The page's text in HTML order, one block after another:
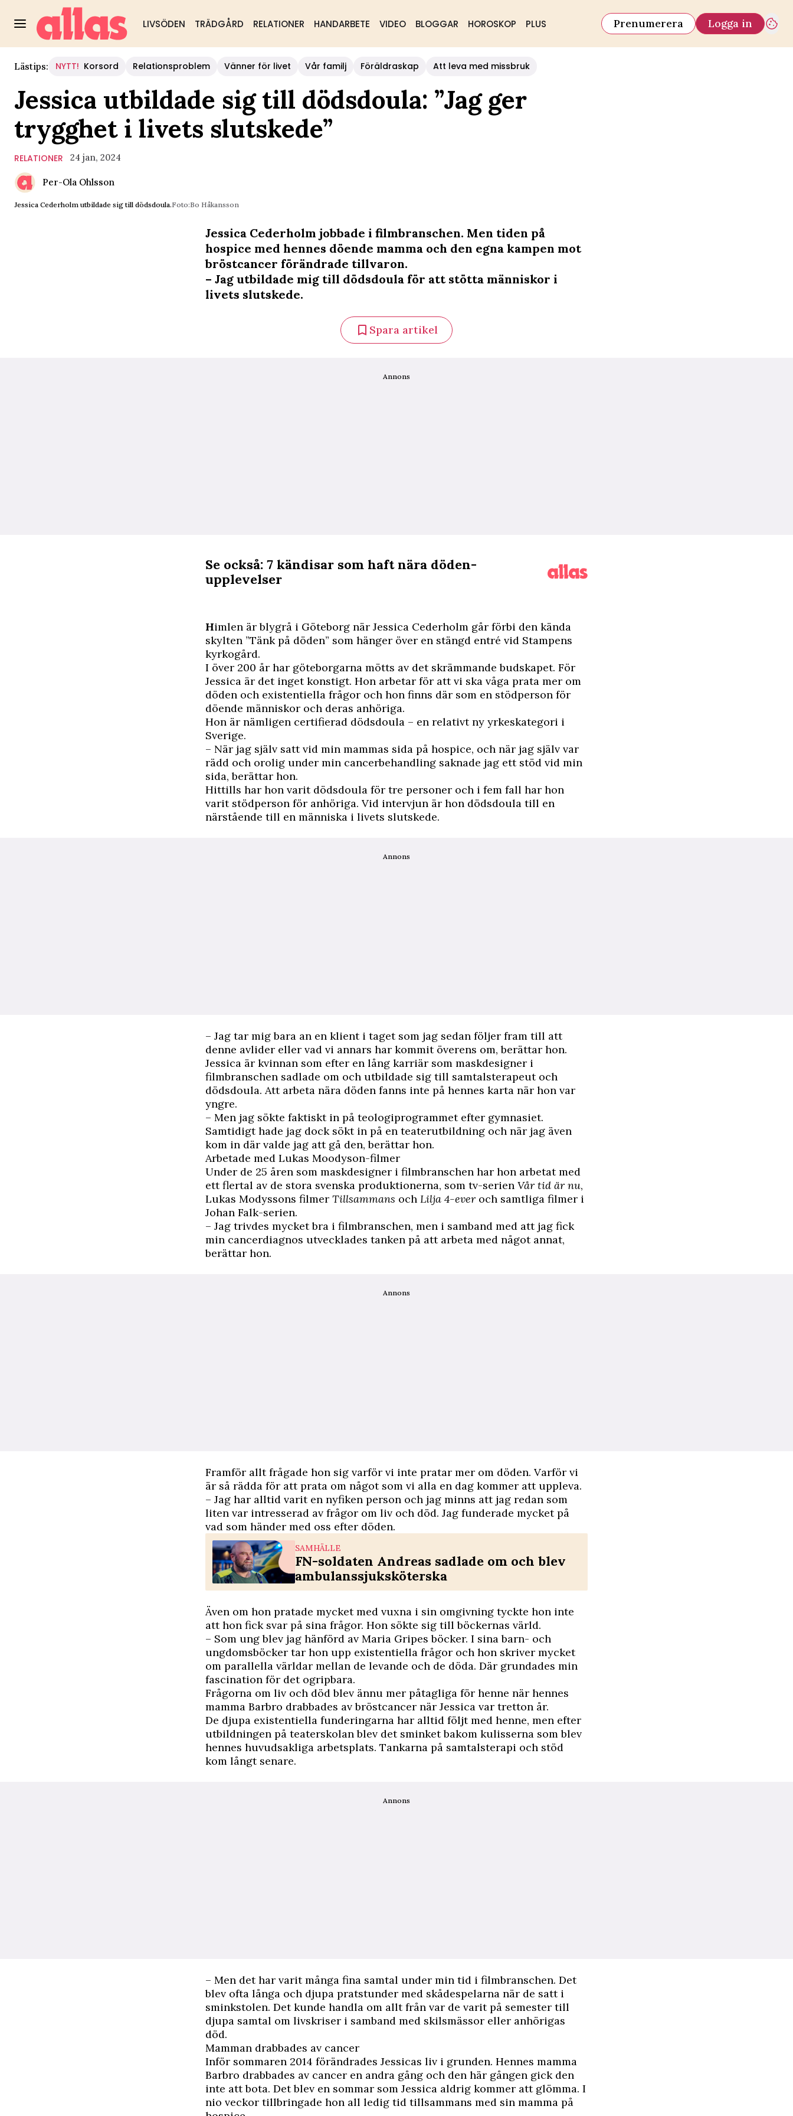
LIVSÖDEN TRÄDGÅRD RELATIONER HANDARBETE VIDEO BLOGGAR HOROSKOP PLUS Prenumerera Logga in
Lästips: NYTT! Korsord Relationsproblem Vänner för livet Vår familj Föräldraskap Att leva med missbruk
Jessica utbildade sig till dödsdoula: ”Jag ger
trygghet i livets slutskede”
RELATIONER 24 jan, 2024
Per-Ola Ohlsson
Jessica Cederholm utbildade sig till dödsdoula.Foto:Bo Håkansson
Jessica Cederholm jobbade i filmbranschen. Men tiden på
hospice med hennes döende mamma och den egna kampen mot
bröstcancer förändrade tillvaron.
– Jag utbildade mig till dödsdoula för att stötta människor i
livets slutskede.
Spara artikel
Annons
Se också: 7 kändisar som haft nära döden-
upplevelser
Himlen är blygrå i Göteborg när Jessica Cederholm går förbi den kända
skylten ”Tänk på döden” som hänger över en stängd entré vid Stampens
kyrkogård.
I över 200 år har göteborgarna mötts av det skrämmande budskapet. För
Jessica är det inget konstigt. Hon arbetar för att vi ska våga prata mer om
döden och existentiella frågor och hon finns där som en stödperson för
döende människor och deras anhöriga.
Hon är nämligen certifierad dödsdoula – en relativt ny yrkeskategori i
Sverige.
– När jag själv satt vid min mammas sida på hospice, och när jag själv var
rädd och orolig under min cancerbehandling saknade jag ett stöd vid min
sida, berättar hon.
Hittills har hon varit dödsdoula för tre personer och i fem fall har hon
varit stödperson för anhöriga. Vid intervjun är hon dödsdoula till en
närstående till en människa i livets slutskede.
Annons
– Jag tar mig bara an en klient i taget som jag sedan följer fram till att
denne avlider eller vad vi annars har kommit överens om, berättar hon.
Jessica är kvinnan som efter en lång karriär som maskdesigner i
filmbranschen sadlade om och utbildade sig till samtalsterapeut och
dödsdoula. Att arbeta nära döden fanns inte på hennes karta när hon var
yngre.
– Men jag sökte faktiskt in på teologiprogrammet efter gymnasiet.
Samtidigt hade jag dock sökt in på en teaterutbildning och när jag även
kom in där valde jag att gå den, berättar hon.
Arbetade med Lukas Moodyson-filmer
Under de 25 åren som maskdesigner i filmbranschen har hon arbetat med
ett flertal av de stora svenska produktionerna, som tv-serien Vår tid är nu,
Lukas Modyssons filmer Tillsammans och Lilja 4-ever och samtliga filmer i
Johan Falk-serien.
– Jag trivdes mycket bra i filmbranschen, men i samband med att jag fick
min cancerdiagnos utvecklades tanken på att arbeta med något annat,
berättar hon.
Annons
Framför allt frågade hon sig varför vi inte pratar mer om döden. Varför vi
är så rädda för att prata om något som vi alla en dag kommer att uppleva.
– Jag har alltid varit en nyfiken person och jag minns att jag redan som
liten var intresserad av frågor om liv och död. Jag funderade mycket på
vad som händer med oss efter döden.
SAMHÄLLE
FN-soldaten Andreas sadlade om och blev
ambulanssjuksköterska
Även om hon pratade mycket med vuxna i sin omgivning tyckte hon inte
att hon fick svar på sina frågor. Hon sökte sig till böckernas värld.
– Som ung blev jag hänförd av Maria Gripes böcker. I sina barn- och
ungdomsböcker tar hon upp existentiella frågor och hon skriver mycket
om parallella världar mellan de levande och de döda. Där grundades min
fascination för det ogripbara.
Frågorna om liv och död blev ännu mer påtagliga för henne när hennes
mamma Barbro drabbades av bröstcancer när Jessica var tretton år.
De djupa existentiella funderingarna har alltid följt med henne, men efter
utbildningen på teaterskolan blev det sminket bakom kulisserna som blev
hennes huvudsakliga arbetsplats. Tankarna på samtalsterapi och stöd
kom långt senare.
Annons
– Men det har varit många fina samtal under min tid i filmbranschen. Det
blev ofta långa och djupa pratstunder med skådespelarna när de satt i
sminkstolen. Det kunde handla om allt från var de varit på semester till
djupa samtal om livskriser i samband med skilsmässor eller anhörigas
död.
Mamman drabbades av cancer
Inför sommaren 2014 förändrades Jessicas liv i grunden. Hennes mamma
Barbro drabbades av cancer en andra gång och den här gången gick den
inte att bota. Det blev en sommar som Jessica aldrig kommer att glömma. I
nio veckor tillbringade hon all ledig tid tillsammans med sin mamma på